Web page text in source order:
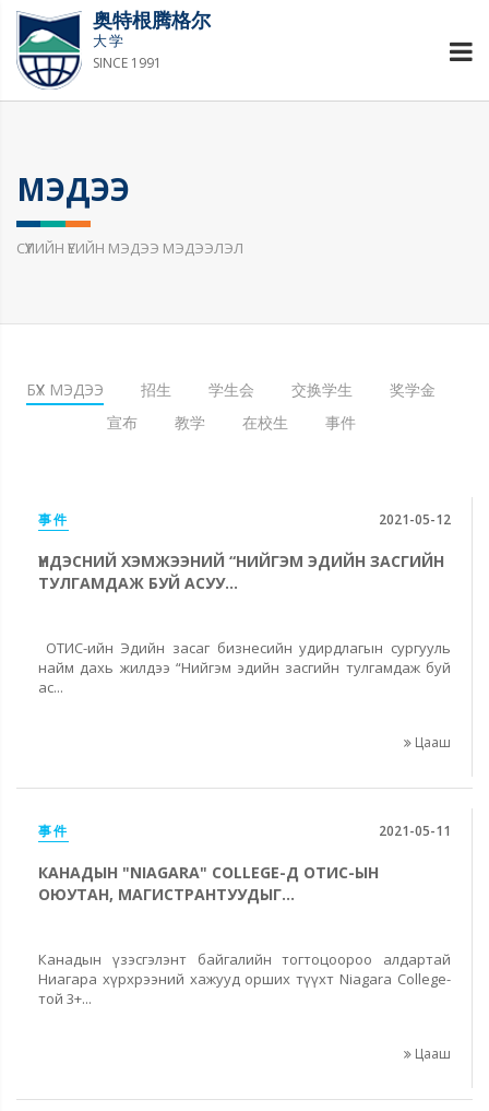
奥特根腾格尔
大学
SINCE 1991
МЭДЭЭ
СҮҮЛИЙН ҮЕИЙН МЭДЭЭ МЭДЭЭЛЭЛ
БҮХ МЭДЭЭ 招生 学生会 交换学生
奖学金
宣布
教学 在校生 事件
事件 2021-05-12
ҮНДЭСНИЙ ХЭМЖЭЭНИЙ “НИЙГЭМ ЭДИЙН ЗАСГИЙН
ТУЛГАМДАЖ БУЙ АСУУ...
ОТИС-ийн Эдийн засаг бизнесийн удирдлагын сургууль
найм дахь жилдээ “Нийгэм эдийн засгийн тулгамдаж буй
ас...
Цааш
事件 2021-05-11
КАНАДЫН "NIAGARA" COLLEGE-Д ОТИС-ЫН
ОЮУТАН, МАГИСТРАНТУУДЫГ...
Канадын үзэсгэлэнт байгалийн тогтоцоороо алдартай
Ниагара хүрхрээний хажууд орших түүхт Niagara College-
той 3+...
Цааш